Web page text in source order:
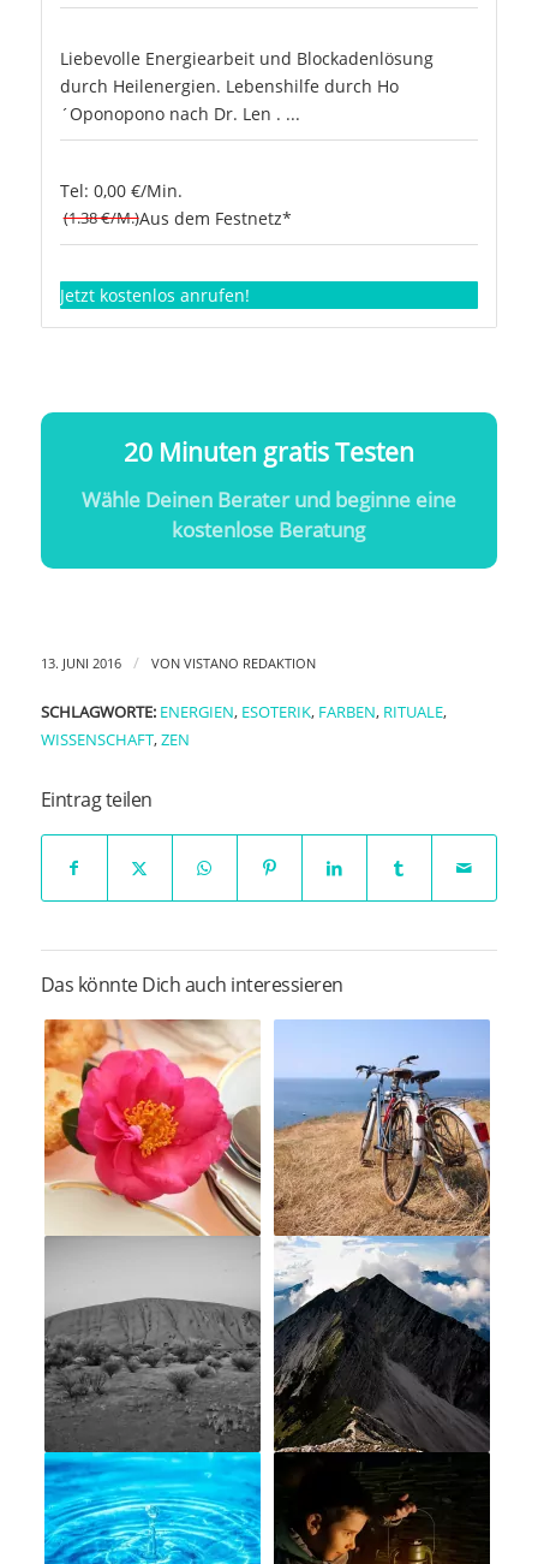
Liebevolle Energiearbeit und Blockadenlösung
durch Heilenergien. Lebenshilfe durch Ho
´Oponopono nach Dr. Len . ...
Tel: 0,00 €/Min.
(1.38 €/M.)Aus dem Festnetz*
Jetzt kostenlos anrufen!
20 Minuten gratis Testen
Wähle Deinen Berater und beginne eine
kostenlose Beratung
13. JUNI 2016 / VON VISTANO REDAKTION
SCHLAGWORTE: ENERGIEN, ESOTERIK, FARBEN, RITUALE,
WISSENSCHAFT,ZEN
Eintrag teilen
Das könnte Dich auch interessieren